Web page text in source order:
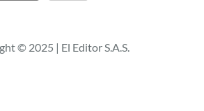
u
a
© 2025 | El Editor S.A.S.